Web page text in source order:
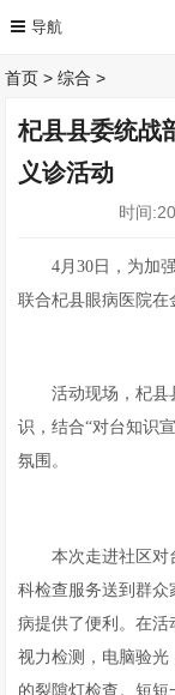
首页 >综合 >
杞县县委统战
义诊活动
时间
4月30日，为加
联合杞县眼病医院在
活动现场，杞县
识，结合“对台知识
氛围。
本次走进社区对
科检查服务送到群
病提供了便利。在活
视力检测，电脑验
的裂隙灯检查。短短